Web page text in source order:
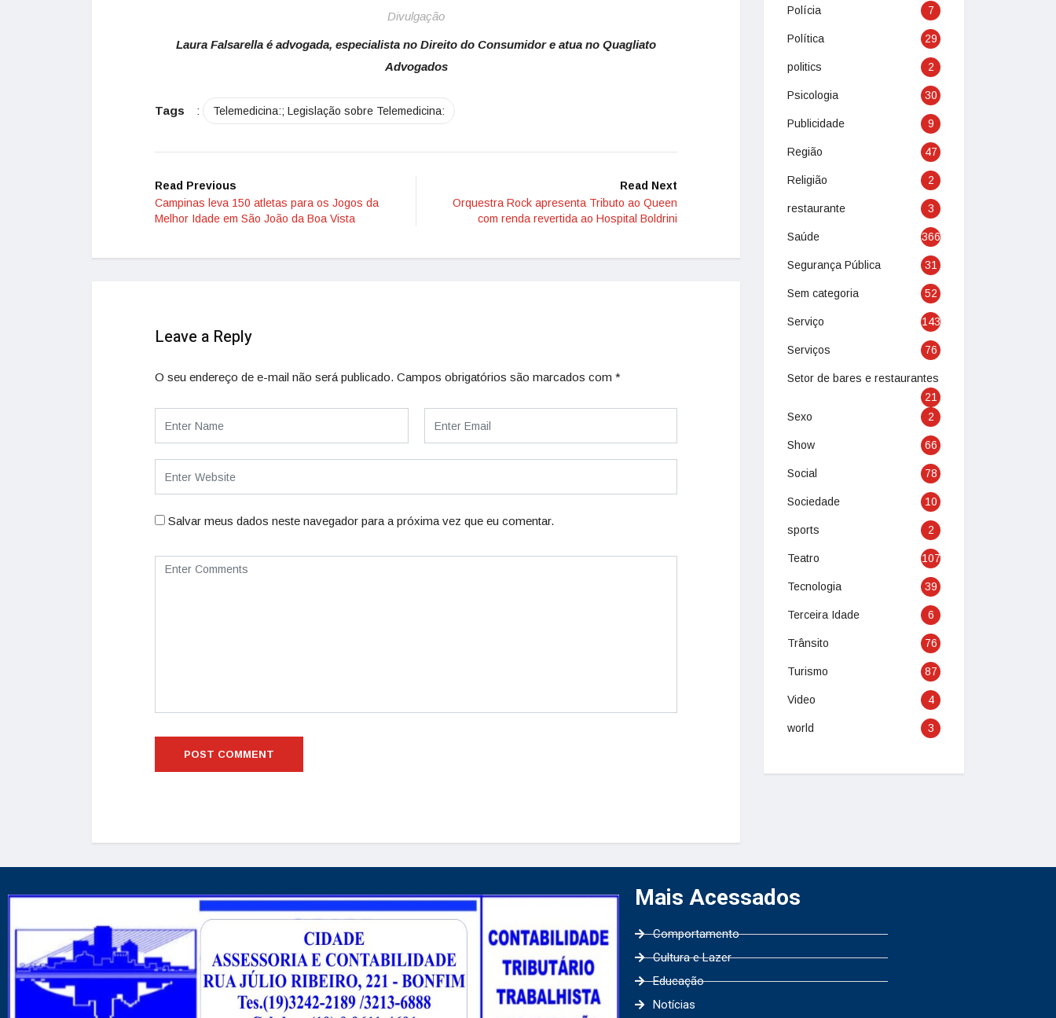
Divulgação
Laura Falsarella é advogada, especialista no Direito do Consumidor e atua no Quagliato
Advogados
Tags : Telemedicina:; Legislação sobre Telemedicina:
Read Previous
Campinas leva 150 atletas para os Jogos da
Melhor Idade em São João da Boa Vista
Read Next
Orquestra Rock apresenta Tributo ao Queen
com renda revertida ao Hospital Boldrini
Leave a Reply
O seu endereço de e-mail não será publicado. Campos obrigatórios são marcados com *
Salvar meus dados neste navegador para a próxima vez que eu comentar.
Polícia 7
Política 29
politics 2
Psicologia 30
Publicidade 9
Região 47
Religião 2
restaurante 3
Saúde 366
Segurança Pública 31
Sem categoria 52
Serviço 143
Serviços 76
Setor de bares e restaurantes
21
Sexo
2
Show 66
Social 78
Sociedade 10
sports 2
Teatro 107
Tecnologia 39
Terceira Idade 6
Trânsito 76
Turismo 87
Video 4
world 3
Mais Acessados
Comportamento
Cultura e Lazer
Educação
Notícias